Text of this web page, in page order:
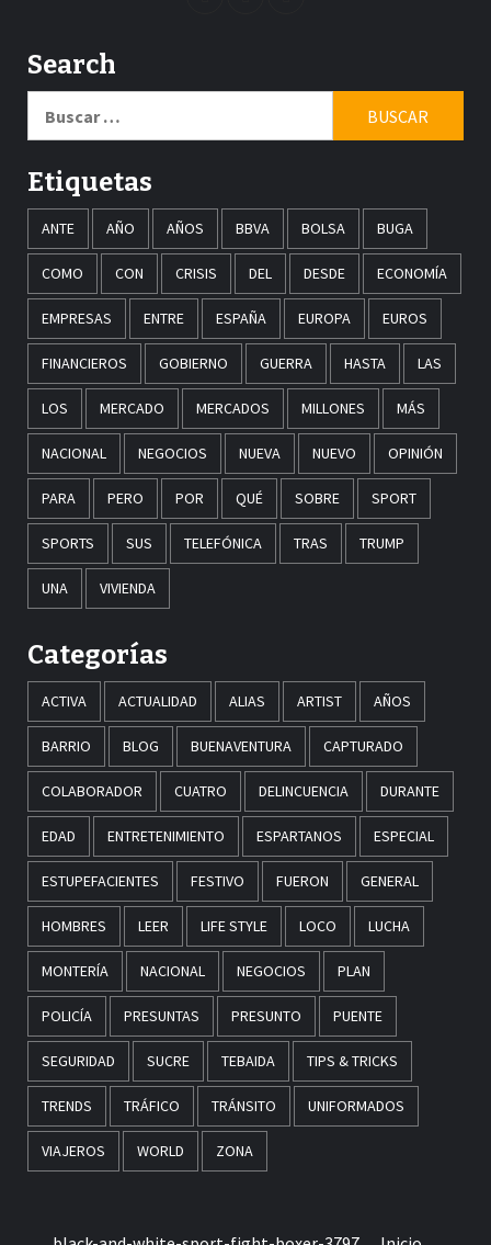
Search
Etiquetas
ANTE AÑO AÑOS BBVA BOLSA BUGA
COMO CON CRISIS DEL DESDE ECONOMÍA
EMPRESAS ENTRE ESPAÑA EUROPA EUROS
FINANCIEROS GOBIERNO GUERRA HASTA LAS
LOS MERCADO MERCADOS MILLONES MÁS
NACIONAL NEGOCIOS NUEVA NUEVO OPINIÓN
PARA PERO POR QUÉ SOBRE SPORT
SPORTS SUS TELEFÓNICA TRAS TRUMP
UNA VIVIENDA
Categorías
ACTIVA ACTUALIDAD ALIAS ARTIST AÑOS
BARRIO BLOG BUENAVENTURA CAPTURADO
COLABORADOR CUATRO DELINCUENCIA DURANTE
EDAD ENTRETENIMIENTO ESPARTANOS ESPECIAL
ESTUPEFACIENTES FESTIVO FUERON GENERAL
HOMBRES LEER LIFE STYLE LOCO LUCHA
MONTERÍA NACIONAL NEGOCIOS PLAN
POLICÍA PRESUNTAS PRESUNTO PUENTE
SEGURIDAD SUCRE TEBAIDA TIPS & TRICKS
TRENDS TRÁFICO TRÁNSITO UNIFORMADOS
VIAJEROS WORLD ZONA